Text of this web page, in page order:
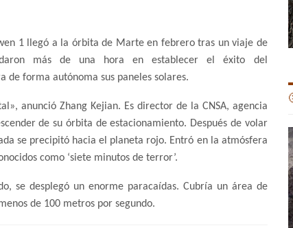
1 llegó a la órbita de Marte en febrero tras un viaje de
más de una hora en establecer el éxito del
de forma autónoma sus paneles solares.
anunció Zhang Kejian. Es director de la CNSA, agencia
de su órbita de estacionamiento. Después de volar
se precipitó hacia el planeta rojo. Entró en la atmósfera
como ‘siete minutos de terror’.
se desplegó un enorme paracaídas. Cubría un área de
de 100 metros por segundo.